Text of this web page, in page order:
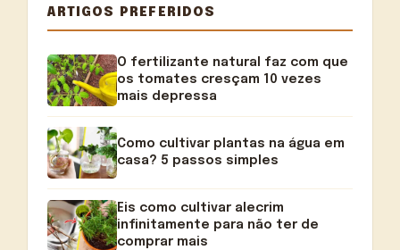
ARTIGOS PREFERIDOS
O fertilizante natural faz com que
os tomates cresçam 10 vezes
mais depressa
Como cultivar plantas na água em
casa? 5 passos simples
Eis como cultivar alecrim
infinitamente para não ter de
comprar mais